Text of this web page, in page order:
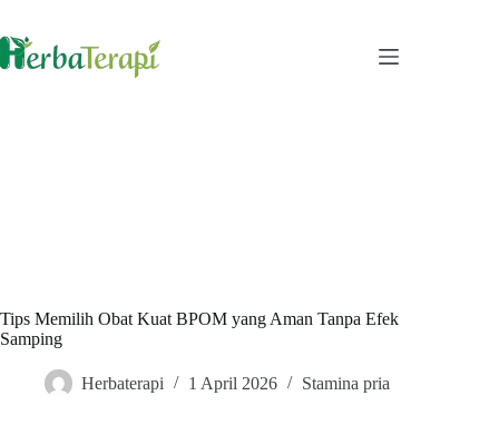
content
Tips Memilih Obat Kuat BPOM yang Aman Tanpa Efek
Samping
Herbaterapi 1 April 2026 Stamina pria